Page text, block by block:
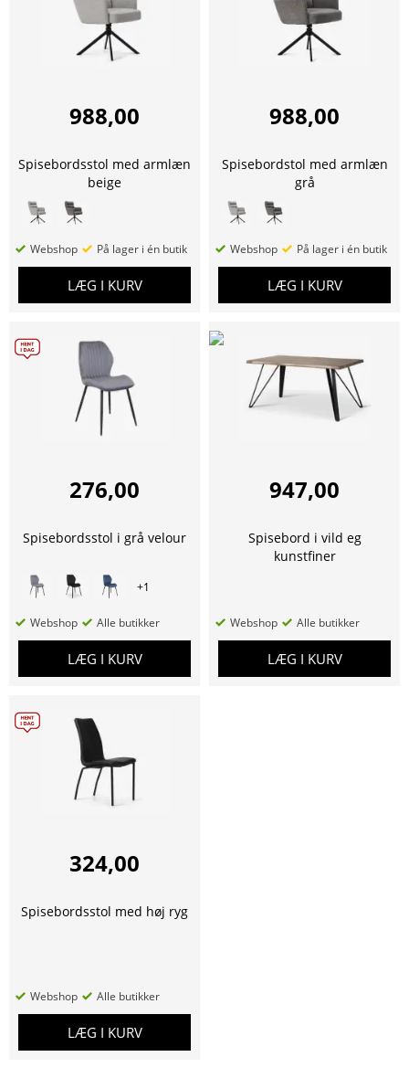
988,00
Spisebordsstol med armlæn
beige
Webshop På lager i én butik
LÆG I KURV
988,00
Spisebordstol med armlæn
grå
Webshop På lager i én butik
LÆG I KURV
276,00
Spisebordsstol i grå velour
+1
Webshop Alle butikker
LÆG I KURV
947,00
Spisebord i vild eg
kunstfiner
Webshop Alle butikker
LÆG I KURV
324,00
Spisebordsstol med høj ryg
Webshop Alle butikker
LÆG I KURV